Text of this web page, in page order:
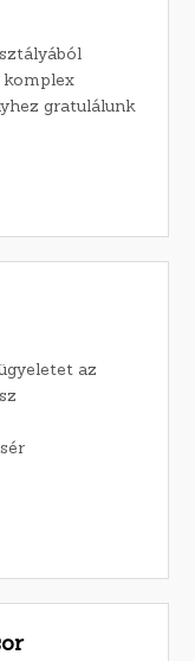
komplex
gratulálunk
az